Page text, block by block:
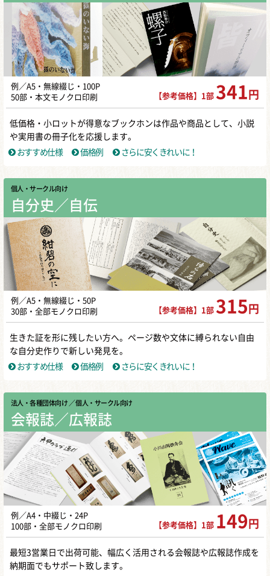
例／A5・無線綴じ・100P
50部・本文モノクロ印刷
【参考価格】1部 341 円
低価格・小ロットが得意なブックホンは作品や商品として、小説
や実用書の冊子化を応援します。
おすすめ仕様
価格例 さらに安くきれいに！
個人・サークル向け
自分史／自伝
例／A5・無線綴じ・50P
30部・全部モノクロ印刷
【参考価格】1部 315 円
生きた証を形に残したい方へ。ページ数や文体に縛られない自由
な自分史作りで新しい発見を。
おすすめ仕様
価格例 さらに安くきれいに！
法人・各種団体向け ／ 個人・サークル向け
会報誌／広報誌
例／A4・中綴じ・24P
100部・全部モノクロ印刷
【参考価格】1部 149 円
最短3営業日で出荷可能、幅広く活用される会報誌や広報誌作成を
納期面でもサポート致します。